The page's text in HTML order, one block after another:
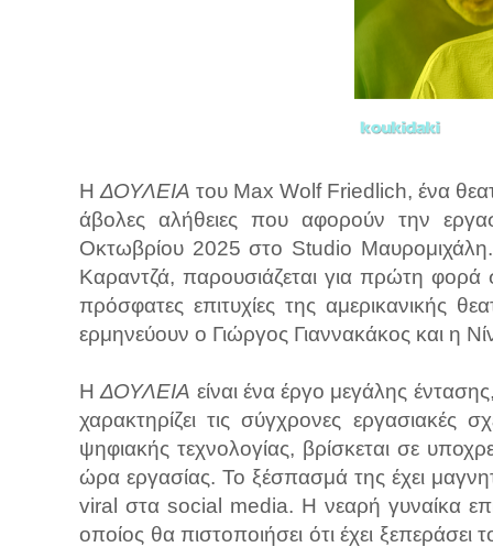
Η ΔΟΥΛΕΙΑ του Max Wolf Friedlich, ένα
άβολες αλήθειες που αφορούν την
Οκτωβρίου 2025 στο Studio
Καραντζά, παρουσιάζεται για πρώτη φορά
πρόσφατες επιτυχίες της αμερικανικής
ερμηνεύουν ο Γιώργος Γιαννακάκος και η
ΗΔΟΥΛΕΙΑ είναι ένα έργο μεγάλης
χαρακτηρίζει τις σύγχρονες εργασιακές
ψηφιακής τεχνολογίας, βρίσκεται σε
ώρα εργασίας. Το ξέσπασμά της έχει
viral στα social media. H νεαρή γυναίκα
οποίος θα πιστοποιήσει ότι έχει